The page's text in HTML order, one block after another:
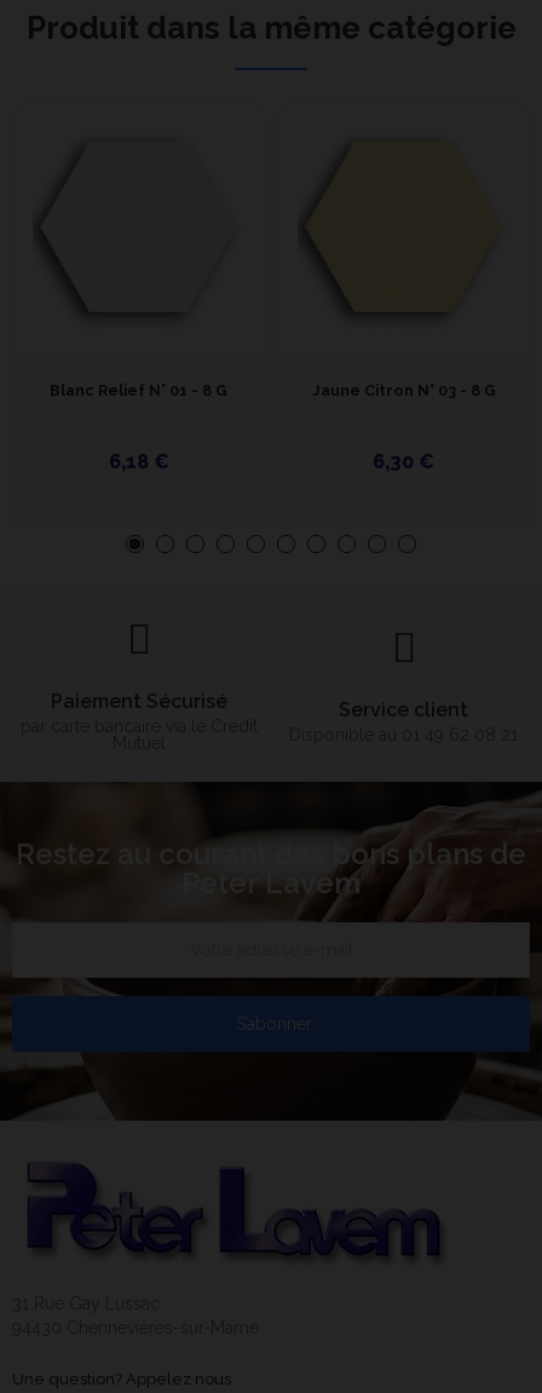
Produit dans la même catégorie
Blanc Relief N° 01 - 8 G
6,18 €
Jaune Citron N° 03 - 8 G
6,30 €
Paiement Sécurisé Service client
Restez au courant des bons plans de
Peter Lavem
S’abonner
Une question? Appelez nous